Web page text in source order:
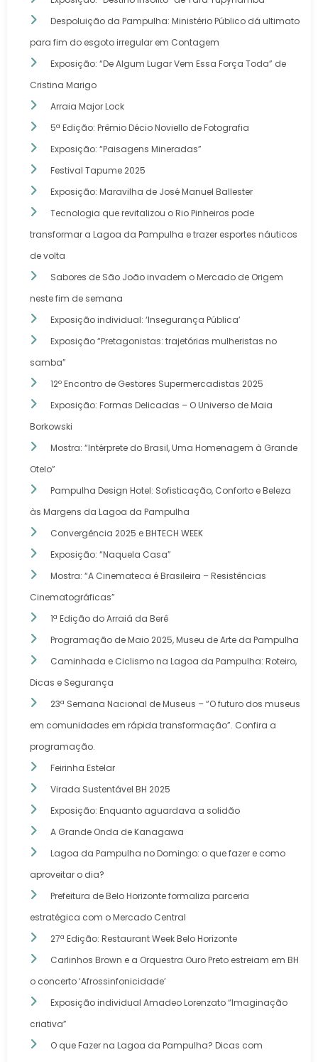
Despoluição da Pampulha: Ministério Público dá ultimato
para fim do esgoto irregular em Contagem
Exposição: “De Algum Lugar Vem Essa Força Toda” de
Cristina Marigo
Arraia Major Lock
5ª Edição: Prêmio Décio Noviello de Fotografia
Exposição: “Paisagens Mineradas”
Festival Tapume 2025
Exposição: Maravilha de José Manuel Ballester
Tecnologia que revitalizou o Rio Pinheiros pode
transformar a Lagoa da Pampulha e trazer esportes náuticos
de volta
Sabores de São João invadem o Mercado de Origem
neste fim de semana
Exposição individual: ‘Insegurança Pública’
Exposição “Pretagonistas: trajetórias mulheristas no
samba”
12º Encontro de Gestores Supermercadistas 2025
Exposição: Formas Delicadas – O Universo de Maia
Borkowski
Mostra: “Intérprete do Brasil, Uma Homenagem à Grande
Otelo”
Pampulha Design Hotel: Sofisticação, Conforto e Beleza
às Margens da Lagoa da Pampulha
Convergência 2025 e BHTECH WEEK
Exposição: “Naquela Casa”
Mostra: “A Cinemateca é Brasileira – Resistências
Cinematográficas”
1ª Edição do Arraiá da Berê
Programação de Maio 2025, Museu de Arte da Pampulha
Caminhada e Ciclismo na Lagoa da Pampulha: Roteiro,
Dicas e Segurança
23ª Semana Nacional de Museus – “O futuro dos museus
em comunidades em rápida transformação”. Confira a
programação.
Feirinha Estelar
Virada Sustentável BH 2025
Exposição: Enquanto aguardava a solidão
A Grande Onda de Kanagawa
Lagoa da Pampulha no Domingo: o que fazer e como
aproveitar o dia?
Prefeitura de Belo Horizonte formaliza parceria
estratégica com o Mercado Central
27ª Edição: Restaurant Week Belo Horizonte
Carlinhos Brown e a Orquestra Ouro Preto estreiam em BH
o concerto ‘Afrossinfonicidade’
Exposição individual Amadeo Lorenzato “Imaginação
criativa”
O que Fazer na Lagoa da Pampulha? Dicas com